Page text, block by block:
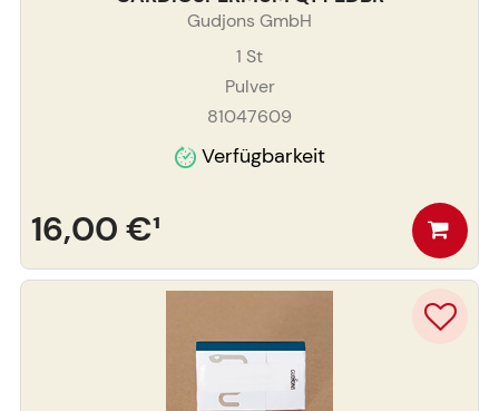
Gudjons GmbH
1 St
Pulver
81047609
Verfügbarkeit
16,00 €¹